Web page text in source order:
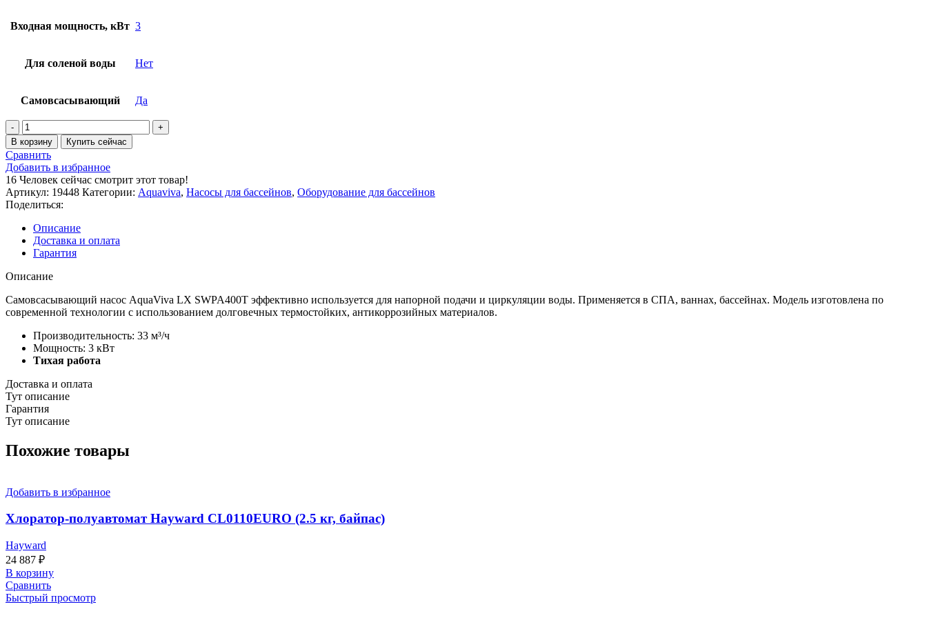
Входная мощность, кВт 3
Для соленой воды Нет
Самовсасывающий Да
В корзину Купить сейчас
Сравнить
Добавить в избранное
16 Человек сейчас смотрит этот товар!
Артикул: 19448 Категории: Aquaviva, Насосы для бассейнов, Оборудование для бассейнов
Поделиться:
Описание
Доставка и оплата
Гарантия
Описание
Самовсасывающий насос AquaViva LX SWPA400T эффективно используется для напорной подачи и циркуляции воды. Применяется в СПА, ваннах, бассейнах. Модель изготовлена по
современной технологии с использованием долговечных термостойких, антикоррозийных материалов.
Производительность: 33 м³/ч
Мощность: 3 кВт
Тихая работа
Доставка и оплата
Тут описание
Гарантия
Тут описание
Похожие товары
Добавить в избранное
Хлоратор-полуавтомат Hayward CL0110EURO (2.5 кг, байпас)
Hayward
24 887 ₽
В корзину
Сравнить
Быстрый просмотр